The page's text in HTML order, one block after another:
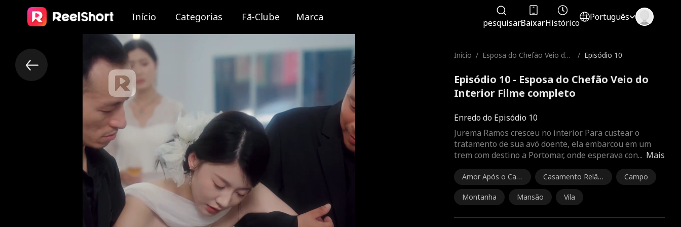
Início Categorias Fã-Clube Marca pesquisarBaixarHistórico
Português
Início / Esposa do Chefão Veio do
/ Episódio 10
Episódio 10 - Esposa do Chefão Veio do
Interior Filme completo
Enredo do Episódio 10
Mais
Jurema Ramos cresceu no interior. Para custear o
tratamento de sua avó doente, ela embarcou em um
trem com destino a Portomar, onde esperava con...
Amor Após o Cas
amento
Casamento Relâ
mpago
Campo
Montanha Mansão Vila